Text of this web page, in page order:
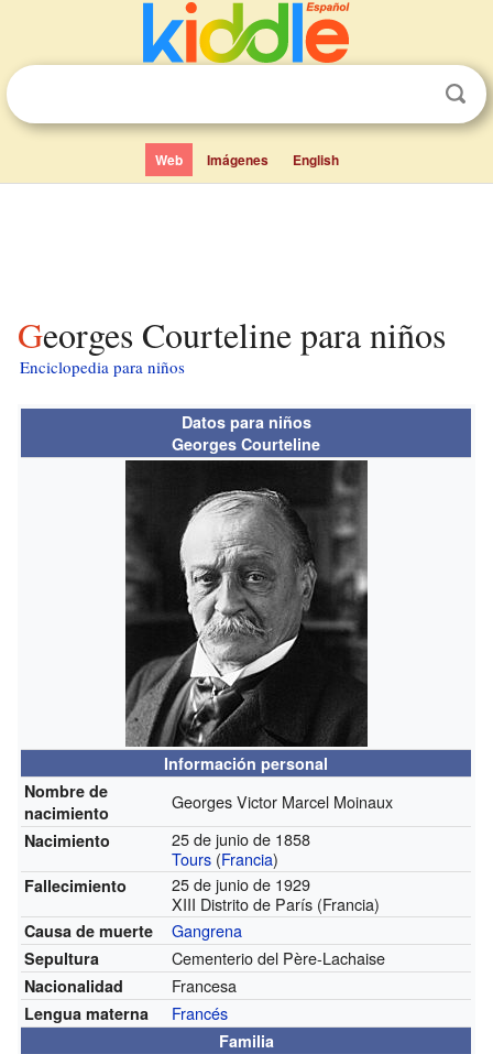
Web Imágenes English
Georges Courteline para niños
Enciclopedia para niños
Datos para niños
Georges Courteline
Información personal
Nombre de
nacimiento
Georges Victor Marcel Moinaux
Nacimiento
25 de junio de 1858
Tours (Francia)
Fallecimiento
25 de junio de 1929
XIII Distrito de París (Francia)
Causa de muerte Gangrena
Sepultura Cementerio del Père-Lachaise
Nacionalidad Francesa
Lengua materna Francés
Familia